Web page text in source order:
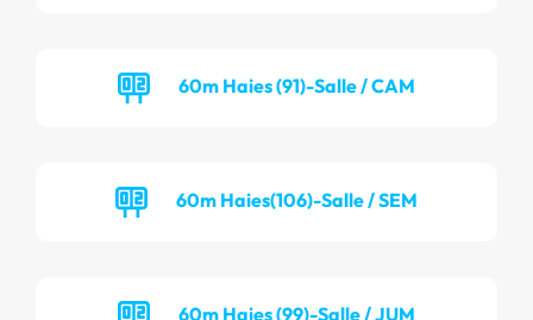
60m Haies (91)-Salle / CAM
60m Haies(106)-Salle / SEM
60m Haies (99)-Salle / JUM